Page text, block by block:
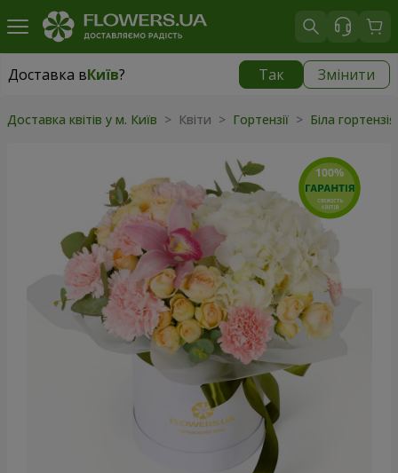
Доставка вКиїв? Так Змінити
Доставка вКиїв
Доставка квітів у м. Київ > Квіти > Гортензії > Біла